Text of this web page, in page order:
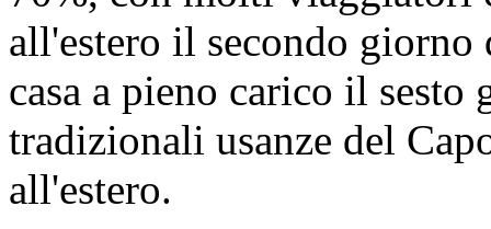
all'estero il secondo giorno
casa a pieno carico il
tradizionali usanze del
all'estero.